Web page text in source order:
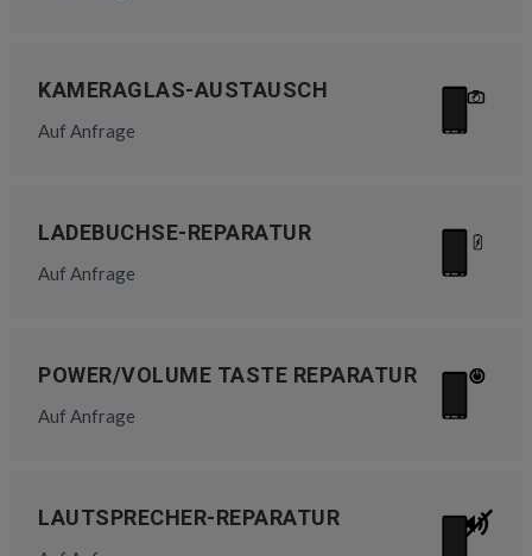
KAMERAGLAS-AUSTAUSCH
Auf Anfrage
LADEBUCHSE-REPARATUR
Auf Anfrage
POWER/VOLUME TASTE REPARATUR
Auf Anfrage
LAUTSPRECHER-REPARATUR